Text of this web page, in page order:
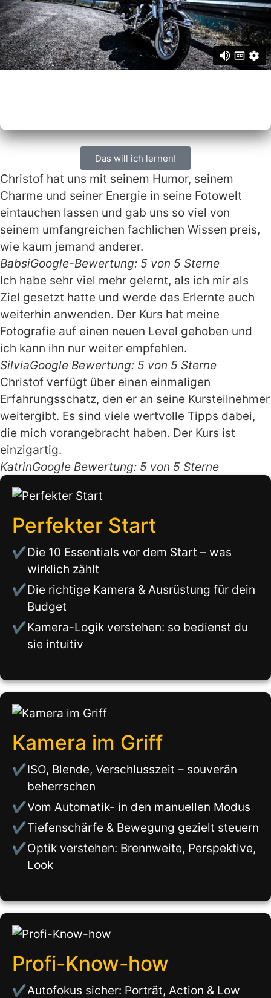
Das will ich lernen!
Christof hat uns mit seinem Humor, seinem
Charme und seiner Energie in seine Fotowelt
eintauchen lassen und gab uns so viel von
seinem umfangreichen fachlichen Wissen preis,
wie kaum jemand anderer.
BabsiGoogle-Bewertung: 5 von 5 Sterne
Ich habe sehr viel mehr gelernt, als ich mir als
Ziel gesetzt hatte und werde das Erlernte auch
weiterhin anwenden. Der Kurs hat meine
Fotografie auf einen neuen Level gehoben und
ich kann ihn nur weiter empfehlen.
SilviaGoogle Bewertung: 5 von 5 Sterne
Christof verfügt über einen einmaligen
Erfahrungsschatz, den er an seine Kursteilnehmer
weitergibt. Es sind viele wertvolle Tipps dabei,
die mich vorangebracht haben. Der Kurs ist
einzigartig.
KatrinGoogle Bewertung: 5 von 5 Sterne
Perfekter Start
Die 10 Essentials vor dem Start – was
wirklich zählt
Die richtige Kamera & Ausrüstung für dein
Budget
Kamera-Logik verstehen: so bedienst du
sie intuitiv
Kamera im Griff
ISO, Blende, Verschlusszeit – souverän
beherrschen
Vom Automatik- in den manuellen Modus
Tiefenschärfe & Bewegung gezielt steuern
Optik verstehen: Brennweite, Perspektive,
Look
Profi-Know-how
Autofokus sicher: Porträt, Action & Low